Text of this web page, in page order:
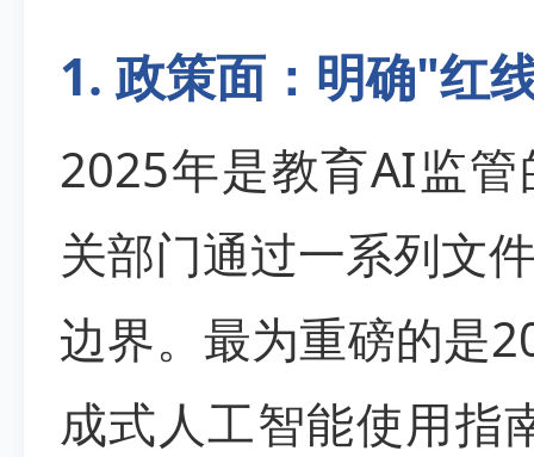
1. 政策面：明确"红
2025年是教育AI监
关部门通过一系列文
边界。最为重磅的是
成式人工智能使用指